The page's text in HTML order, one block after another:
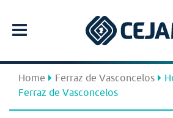
Home Ferraz de Vasconcelos
Ferraz de Vasconcelos